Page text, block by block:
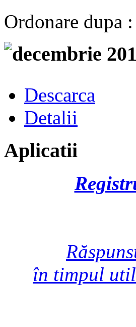
Ordonare dupa :
Descarca
Detalii
Aplicatii
în timpul